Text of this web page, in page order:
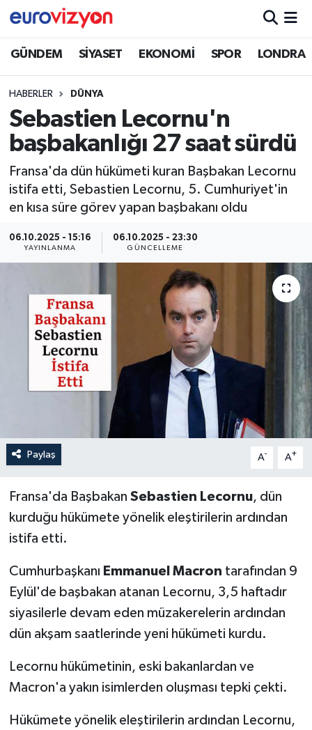
GÜNDEM SİYASET EKONOMİ SPOR LONDRA
HABERLER DÜNYA
Sebastien Lecornu'n
başbakanlığı 27 saat sürdü
Fransa'da dün hükümeti kuran Başbakan Lecornu
istifa etti, Sebastien Lecornu, 5. Cumhuriyet'in
en kısa süre görev yapan başbakanı oldu
06.10.2025 - 15:16
YAYINLANMA
06.10.2025 - 23:30
GÜNCELLEME
Paylaş A- A+
Fransa'da Başbakan Sebastien Lecornu, dün
kurduğu hükümete yönelik eleştirilerin ardından
istifa etti.
Cumhurbaşkanı Emmanuel Macron tarafından 9
Eylül'de başbakan atanan Lecornu, 3,5 haftadır
siyasilerle devam eden müzakerelerin ardından
dün akşam saatlerinde yeni hükümeti kurdu.
Lecornu hükümetinin, eski bakanlardan ve
Macron'a yakın isimlerden oluşması tepki çekti.
Hükümete yönelik eleştirilerin ardından Lecornu,